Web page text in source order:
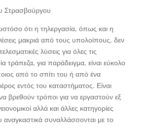
Στρασβούργου
ότι η τηλεργασία, όπως και η
μακριά από τους υπολοίπους, δεν
λύσεις για όλες τις
τράπεζα, για παράδειγμα, είναι εύκολο
από το σπίτι του ή από ένα
εντός του καταστήματος. Είναι
βρεθούν τρόποι για να εργαστούν εξ
αλλά και άλλες κατηγορίες
συναλλάσσονται με το